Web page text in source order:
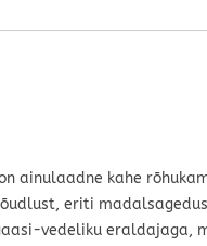
ainulaadne kahe
eriti
vedeliku eraldajaga,